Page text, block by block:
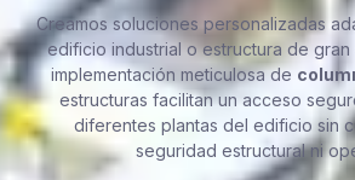
Creamos soluciones personalizadas
edificio industrial o estructura de gran
implementación meticulosa de
estructuras facilitan un acceso
diferentes plantas del edificio sin
seguridad estructural ni